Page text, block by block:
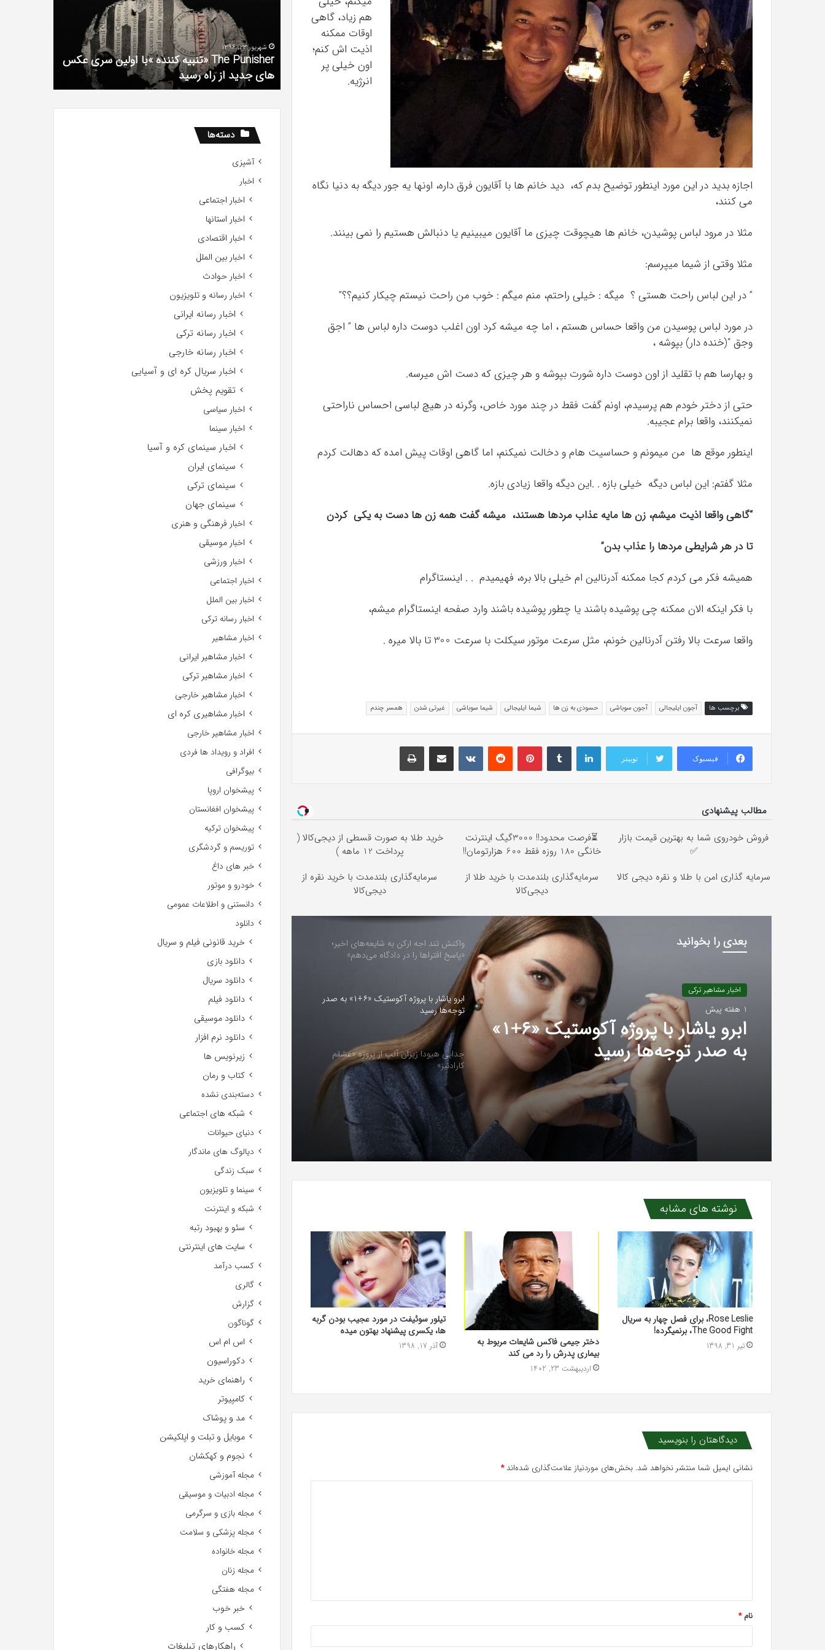
هم زیاد، گاهی
اوقات ممکنه
اذیت اش کنم؛
اون خیلی پر
انرژیه.
اجازه بدید در این مورد اینطور توضیح بدم که، دید خانم ها با آقایون فرق داره، اونها یه جور دیگه به دنیا نگاه
می کنند،
مثلا در مرود لباس پوشیدن، خانم ها هیچوقت چیزی ما آقایون میبینیم یا دنبالش هستیم را نمی بینند.
مثلا وقتی از شیما میپرسم:
” در این لباس راحت هستی ؟ میگه : خیلی راحتم، منم میگم : خوب من راحت نیستم چیکار کنیم؟؟”
در مورد لباس پوسیدن من واقعا حساس هستم ، اما چه میشه کرد اون اغلب دوست داره لباس ها ” اجق
وجق “(خنده دار) بپوشه ،
و بهارسا هم با تقلید از اون دوست داره شورت بپوشه و هر چیزی که دست اش میرسه.
حتی از دختر خودم هم پرسیدم، اونم گفت فقط در چند مورد خاص، وگرنه در هیچ لباسی احساس ناراحتی
نمیکنند، واقعا برام عجیبه.
اینطور موقع ها من میمونم و حساسیت هام و دخالت نمیکنم، اما گاهی اوقات پیش امده که دهالت کردم
مثلا گفتم: این لباس دیگه خیلی بازه . .این دیگه واقعا زیادی بازه.
“گاهی واقعا اذیت میشم، زن ها مایه عذاب مردها هستند، میشه گفت همه زن ها دست به یکی کردن
تا در هر شرایطی مردها را عذاب بدن”
همیشه فکر می کردم کجا ممکنه آدرنالین ام خیلی بالا بره، فهیمیدم . . اینستاگرام
با فکر اینکه الان ممکنه چی پوشیده باشند یا چطور پوشیده باشند وارد صفحه اینستاگرام میشم،
واقعا سرعت بالا رفتن آدرنالین خونم، مثل سرعت موتور سیکلت با سرعت 300 تا بالا میره .
برچسب ها آجون ایلیجالی آجون سوباشی حسودی به زن ها شیما ایلیجالی شیما سوباشی غیرتی شدن همسر چندم
فیسبوک توییتر
لینکداینتامبلر پینتریستReddit
VKontakteاشتراک گذاری با ایمیل چاپ
مطالب پیشنهادی
فروش خودروی شما به بهترین قیمت بازار
✅
⏳فرصت محدود!! 3000گیگ اینترنت
خانگی 180 روزه فقط 600 هزارتومان!!
خرید طلا به صورت قسطی از دیجی‌کالا (
پرداخت 12 ماهه )
سرمایه گذاری امن با طلا و نقره دیجی کالا
سرمایه‌گذاری بلندمدت با خرید طلا از
دیجی‌کالا
سرمایه‌گذاری بلندمدت با خرید نقره از
دیجی‌کالا
بعدی را بخوانید
اخبار مشاهیر ترکی
1 هفته پیش
ابرو یاشار با پروژه آکوستیک «۶+۱»
به صدر توجه‌ها رسید
واکنش تند اجه ارکن به شایعه‌های اخیر؛
«پاسخ افتراها را در دادگاه می‌دهم»
ابرو یاشار با پروژه آکوستیک «۶+۱» به صدر
توجه‌ها رسید
جدایی هیودا زیزان آلپ از پروژه «عشقم
کارادنیز»
نوشته های مشابه
Rose Leslie، برای فصل چهار به سریال
The Good Fight، برنمیگرده!
تیر 31, 1398
دختر جیمی فاکس شایعات مربوط به
بیماری پدرش را رد می کند
اردیبهشت 23, 1402
تیلور سوئیفت در مورد عجیب بودن گربه
ها، یکسری پیشنهاد بهتون میده
آذر 17, 1398
دیدگاهتان را بنویسید
نشانی ایمیل شما منتشر نخواهد شد. بخش‌های موردنیاز علامت‌گذاری شده‌اند*
*
نام*
با
حیوانات
وحشی
!
تیر 13, 1397
رابطه جنسی این دختر با حیوانات وحشی !
که
“فروزن
2”
موفق
خواهد
بود.
آذر 23, 1398
کریستن بل می دانست که “فروزن 2” موفق
عکس
های
جدید
از
شهریور 23, 1396
The Punisher «تنبیه کننده »با اولین سری عکس
های جدید از راه رسید
دسته‌ها
آشپزی
اخبار
اخبار اجتماعی
اخبار استانها
اخبار اقتصادی
اخبار بین الملل
اخبار حوادث
اخبار رسانه و تلویزیون
اخبار رسانه ایرانی
اخبار رسانه ترکی
اخبار رسانه خارجی
اخبار سریال کره ای و آسیایی
تقویم پخش
اخبار سیاسی
اخبار سینما
اخبار سینمای کره و آسیا
سینمای ایران
سینمای ترکی
سینمای جهان
اخبار فرهنگی و هنری
اخبار موسیقی
اخبار ورزشی
اخبار اجتماعی
اخبار بین الملل
اخبار رسانه ترکی
اخبار مشاهیر
اخبار مشاهیر ایرانی
اخبار مشاهیر ترکی
اخبار مشاهیر خارجی
اخبار مشاهیری کره ای
اخبار مشاهیر خارجی
افراد و رویداد ها فردی
بیوگرافی
پیشخوان اروپا
پیشخوان افغانستان
پیشخوان ترکیه
توریسم و گردشگری
خبر های داغ
خودرو و موتور
دانستنی و اطلاعات عمومی
دانلود
خرید قانونی فیلم و سریال
دانلود بازی
دانلود سریال
دانلود فیلم
دانلود موسیقی
دانلود نرم افزار
زیرنویس ها
کتاب و رمان
دسته‌بندی نشده
شبکه های اجتماعی
دنیای حیوانات
دیالوگ های ماندگار
سبک زندگی
سینما و تلویزیون
شبکه و اینترنت
سئو و بهبود رتبه
سایت های اینترنتی
کسب درآمد
گالری
گزارش
گوناگون
اس ام اس
دکوراسیون
راهنمای خرید
کامپیوتر
مد و پوشاک
موبایل و تبلت و اپلکیشن
نجوم و کهکشان
مجله آموزشی
مجله ادبیات و موسیقی
مجله بازی و سرگرمی
مجله پزشکی و سلامت
مجله خانواده
مجله زنان
مجله هفتگی
خبر خوب
کسب و کار
راهکارهای تبلیغات